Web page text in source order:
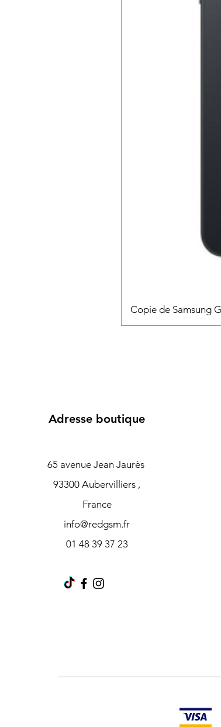
Copie de Samsung
Adresse boutique
65 avenue Jean Jaurès
93300 Aubervilliers ,
France
info@redgsm.fr
01 48 39 37 23